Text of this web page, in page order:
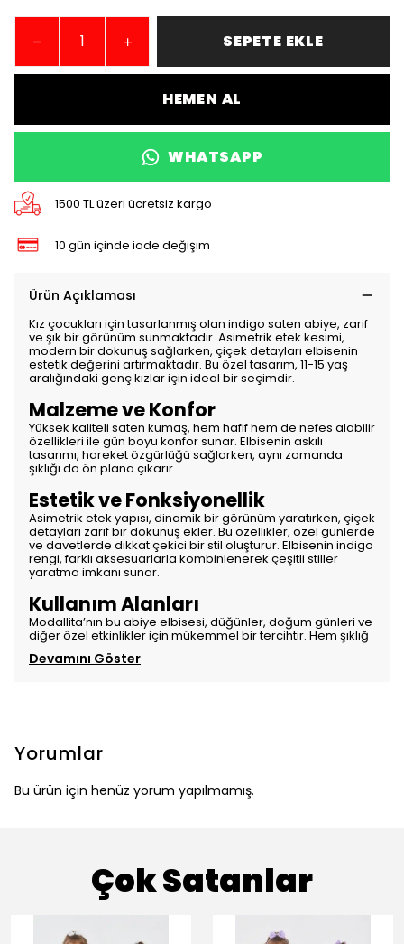
SEPETE EKLE
HEMEN AL
WHATSAPP
1500 TL üzeri ücretsiz kargo
10 gün içinde iade değişim
Ürün Açıklaması
Kız çocukları için tasarlanmış olan indigo saten abiye, zarif
ve şık bir görünüm sunmaktadır. Asimetrik etek kesimi,
modern bir dokunuş sağlarken, çiçek detayları elbisenin
estetik değerini artırmaktadır. Bu özel tasarım, 11-15 yaş
aralığındaki genç kızlar için ideal bir seçimdir.
Malzeme ve Konfor
Yüksek kaliteli saten kumaş, hem hafif hem de nefes alabilir
özellikleri ile gün boyu konfor sunar. Elbisenin askılı
tasarımı, hareket özgürlüğü sağlarken, aynı zamanda
şıklığı da ön plana çıkarır.
Estetik ve Fonksiyonellik
Asimetrik etek yapısı, dinamik bir görünüm yaratırken, çiçek
detayları zarif bir dokunuş ekler. Bu özellikler, özel günlerde
ve davetlerde dikkat çekici bir stil oluşturur. Elbisenin indigo
rengi, farklı aksesuarlarla kombinlenerek çeşitli stiller
yaratma imkanı sunar.
Kullanım Alanları
Modallita’nın bu abiye elbisesi, düğünler, doğum günleri ve
diğer özel etkinlikler için mükemmel bir tercihtir. Hem şıklığ
Devamını Göster
Yorumlar
Bu ürün için henüz yorum yapılmamış.
Çok Satanlar